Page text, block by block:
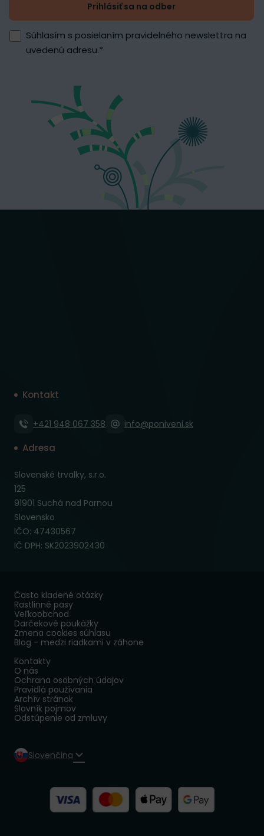
Prihlásiť sa na odber
Súhlasím s posielaním pravidelného newslettra na
uvedenú adresu.*
Kontakt
+421 948 067 358 info@poniveni.sk
Adresa
Slovenské trvalky, s.r.o.
125
91901 Suchá nad Parnou
Slovensko
IČO: 47430567
IČ DPH: SK2023902430
Často kladené otázky
Rastlinné pasy
Veľkoobchod
Darčekové poukážky
Zmena cookies súhlasu
Blog - medzi riadkami v záhone
Kontakty
O nás
Ochrana osobných údajov
Pravidlá používania
Archív stránok
Slovník pojmov
Odstúpenie od zmluvy
Slovenčina